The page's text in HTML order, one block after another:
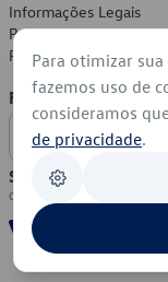
Informações Legais
Política de Privacidade
Política de Cookies
Formas de
Segurança
Para otimizar
fazemos uso de
consideramos
de privacidade.